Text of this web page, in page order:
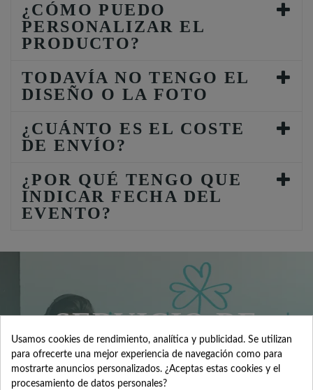
¿CÓMO PUEDO
PERSONALIZAR EL
PRODUCTO?
TODAVÍA NO TENGO EL
DISEÑO O LA FOTO
¿CUÁNTO ES EL COSTE
DE ENVÍO?
¿POR QUÉ TENGO QUE
INDICAR FECHA DEL
EVENTO?
SERVICIO DE
ATENCIÓN AL
Usamos cookies de rendimiento, analítica y publicidad. Se utilizan
para ofrecerte una mejor experiencia de navegación como para
mostrarte anuncios personalizados. ¿Aceptas estas cookies y el
procesamiento de datos personales?